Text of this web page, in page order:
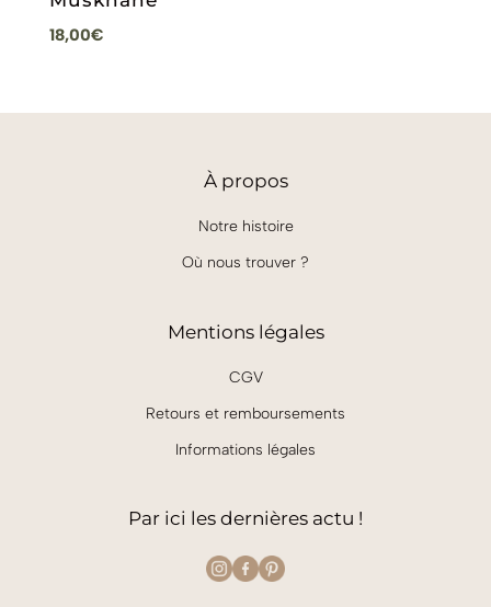
18,00€
Àpropos
Notre histoire
Où nous trouver ?
Mentions légales
CGV
Retours et remboursements
Informations légales
Par ici les dernières actu !